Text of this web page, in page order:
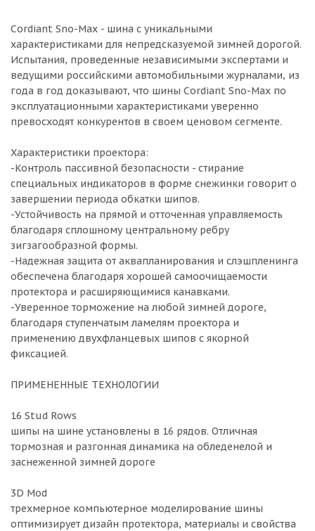
Cordiant Sno-Max - шина с уникальными
характеристиками для непредсказуемой зимней дорогой.
Испытания, проведенные независимыми экспертами и
ведущими российскими автомобильными журналами, из
года в год доказывают, что шины Cordiant Sno-Max по
эксплуатационными характеристиками уверенно
превосходят конкурентов в своем ценовом сегменте.
Характеристики проектора:
-Контроль пассивной безопасности - стирание
специальных индикаторов в форме снежинки говорит о
завершении периода обкатки шипов.
-Устойчивость на прямой и отточенная управляемость
благодаря сплошному центральному ребру
зигзагообразной формы.
-Надежная защита от аквапланирования и слэшпленинга
обеспечена благодаря хорошей самоочищаемости
протектора и расширяющимися канавками.
-Уверенное торможение на любой зимней дороге,
благодаря ступенчатым ламелям проектора и
применению двухфланцевых шипов с якорной
фиксацией.
ПРИМЕНЕННЫЕ ТЕХНОЛОГИИ
16 Stud Rows
шипы на шине установлены в 16 рядов. Отличная
тормозная и разгонная динамика на обледенелой и
заснеженной зимней дороге
3D Mod
трехмерное компьютерное моделирование шины
оптимизирует дизайн протектора, материалы и свойства